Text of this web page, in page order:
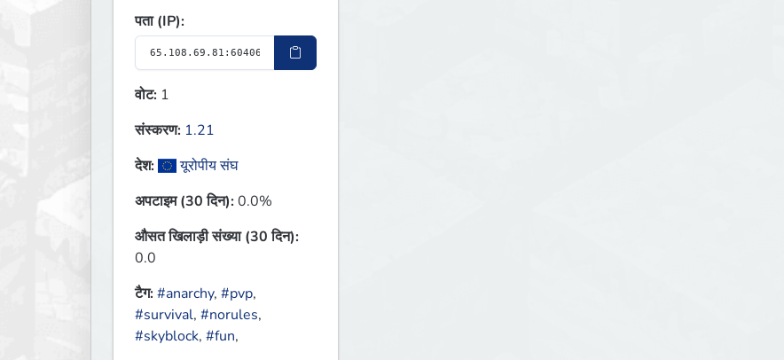
पता (IP):
वोट: 1
संस्करण: 1.21
देश:
यूरोपीय संघ
अपटाइम (30 दिन):0.0%
औसत खिलाड़ी संख्या (30 दिन):
0.0
टैग:#anarchy, #pvp,
#survival, #norules,
#skyblock, #fun,